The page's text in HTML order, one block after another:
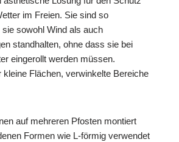
im Freien. Sie sind so
sowohl Wind als auch
standhalten, ohne dass sie bei
eingerollt werden müssen.
kleine Flächen, verwinkelte Bereiche
auf mehreren Pfosten montiert
Formen wie L-förmig verwendet